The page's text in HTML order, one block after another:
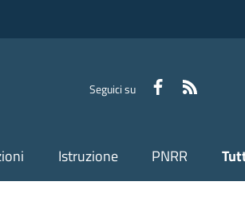
Seguici su Facebook
Istruzione PNRR